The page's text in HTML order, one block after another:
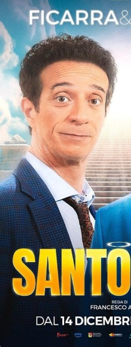
Der Dieb und der Geistliche
Palästina des Jahres Null
steht kurz bevor ...